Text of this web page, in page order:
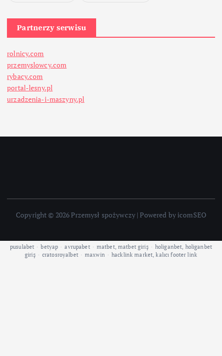
Partnerzy serwisu
rolnicy.com
przemyslowcy.com
rybacy.com
portal-lesny.pl
urzadzenia-i-maszyny.pl
Copyright © 2026 Przemysł spożywczy | Powered by icomSEO
pusulabet · betyap · avrupabet · matbet, matbet giriş · holiganbet, holiganbet
giriş · cratosroyalbet · maxwin · hacklink market, kalıcı footer link